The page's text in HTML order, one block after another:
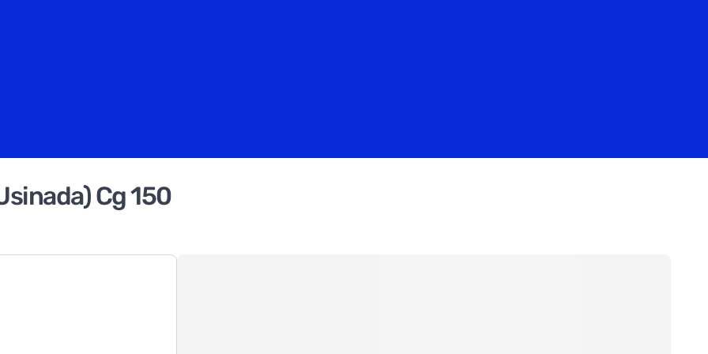
Cg 150